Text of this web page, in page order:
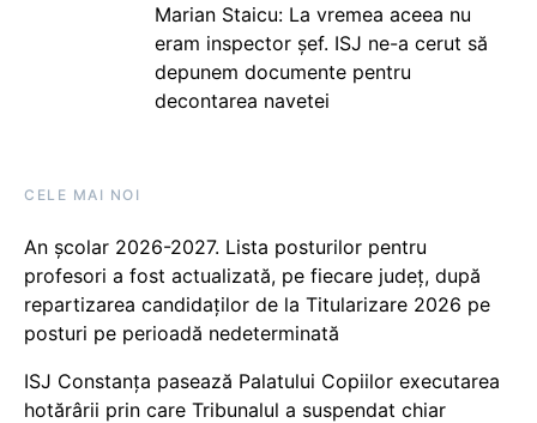
Marian Staicu: La vremea aceea nu
eram inspector șef. ISJ ne-a cerut să
depunem documente pentru
decontarea navetei
CELE MAI NOI
An școlar 2026-2027. Lista posturilor pentru
profesori a fost actualizată, pe fiecare județ, după
repartizarea candidaților de la Titularizare 2026 pe
posturi pe perioadă nedeterminată
ISJ Constanța pasează Palatului Copiilor executarea
hotărârii prin care Tribunalul a suspendat chiar